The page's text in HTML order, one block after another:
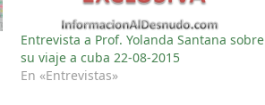
Entrevista a Prof. Yolanda Santana sobre
su viaje a cuba 22-08-2015
En «Entrevistas»